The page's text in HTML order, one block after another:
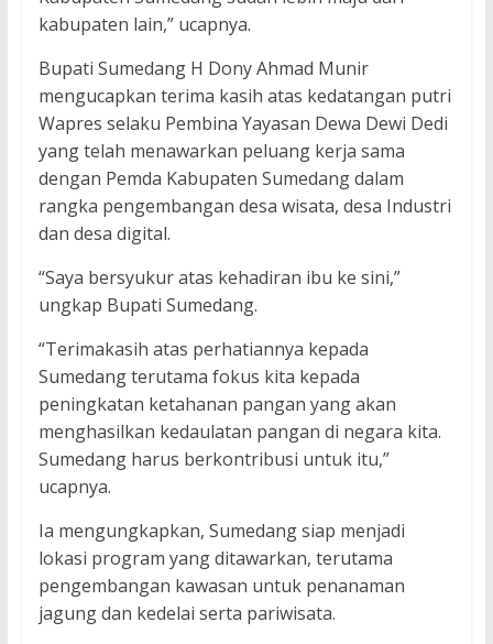
kabupaten lain,” ucapnya.
Bupati Sumedang H Dony Ahmad Munir
mengucapkan terima kasih atas kedatangan putri
Wapres selaku Pembina Yayasan Dewa Dewi Dedi
yang telah menawarkan peluang kerja sama
dengan Pemda Kabupaten Sumedang dalam
rangka pengembangan desa wisata, desa Industri
dan desa digital.
“Saya bersyukur atas kehadiran ibu ke sini,”
ungkap Bupati Sumedang.
“Terimakasih atas perhatiannya kepada
Sumedang terutama fokus kita kepada
peningkatan ketahanan pangan yang akan
menghasilkan kedaulatan pangan di negara kita.
Sumedang harus berkontribusi untuk itu,”
ucapnya.
Ia mengungkapkan, Sumedang siap menjadi
lokasi program yang ditawarkan, terutama
pengembangan kawasan untuk penanaman
jagung dan kedelai serta pariwisata.